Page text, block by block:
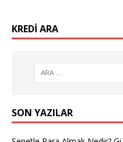
KREDI ARA
SON YAZILAR